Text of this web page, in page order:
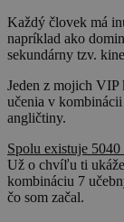
Každý človek má
napríklad ako
sekundárny tzv.
Jeden z mojich VIP
učenia v
angličtiny.
Spolu existuje
Už o chvíľu ti
kombináciu 7
čo som začal.